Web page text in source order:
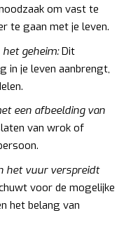
om vast te
te gaan met je leven.
geheim:Dit
in je leven aanbrengt,
een afbeelding van
van wrok of
het vuur verspreidt
voor de mogelijke
het belang van